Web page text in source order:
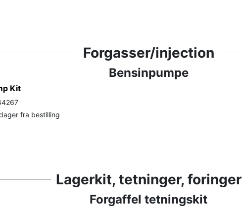
Forgasser/injection
Bensinpumpe
Kit
fra bestilling
Lagerkit, tetninger, foringer
Forgaffel tetningskit